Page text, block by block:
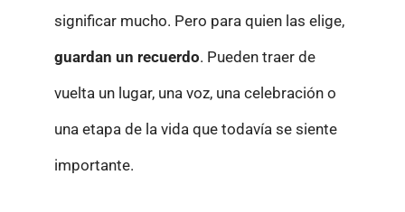
significar mucho. Pero para quien las elige,
guardan un recuerdo. Pueden traer de
vuelta un lugar, una voz, una celebración o
una etapa de la vida que todavía se siente
importante.